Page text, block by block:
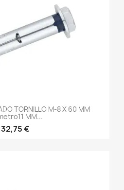
TORNILLO M-8 X 60 MM
MM...
32,75 €